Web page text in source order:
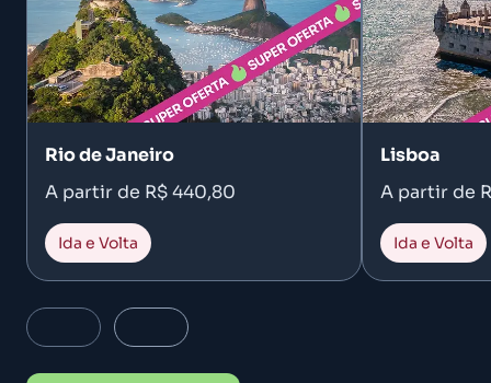
Rio de Janeiro
A partir de R$ 440,80
Ida e Volta
Lisboa
A partir de
Ida e Volta